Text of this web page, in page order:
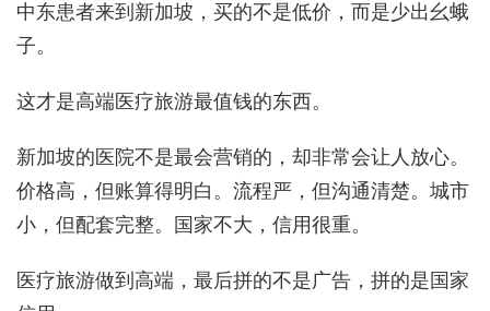
中东患者来到新加坡，买的不是低价，而是少出幺蛾
子。
这才是高端医疗旅游最值钱的东西。
新加坡的医院不是最会营销的，却非常会让人放心。
价格高，但账算得明白。流程严，但沟通清楚。城市
小，但配套完整。国家不大，信用很重。
医疗旅游做到高端，最后拼的不是广告，拼的是国家